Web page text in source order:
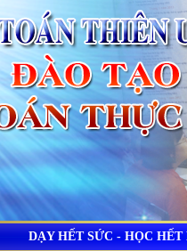
DẠY HẾT SỨC - HỌC